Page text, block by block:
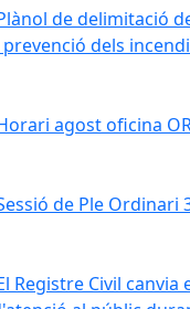
de delimitació
dels
agost oficina
de Ple Ordinari
Registre Civil canvia